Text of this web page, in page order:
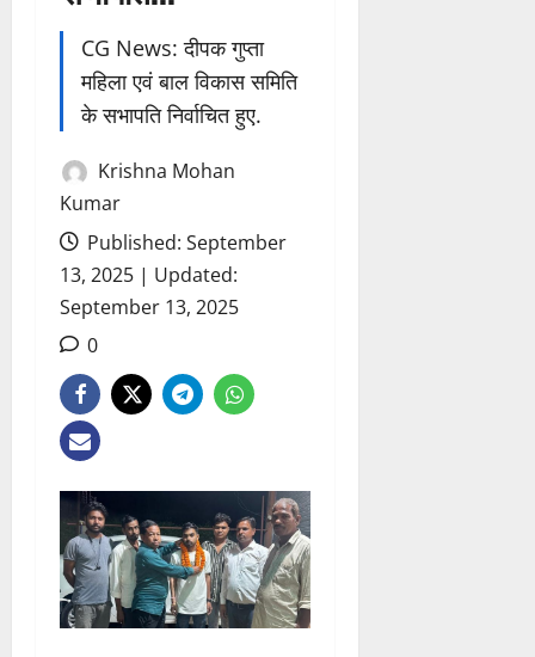
CG News: दीपक गुप्ता
महिला एवं बाल विकास समिति
के सभापति निर्वाचित हुए.
Krishna Mohan
Kumar
Published: September
13, 2025 | Updated:
September 13, 2025
0